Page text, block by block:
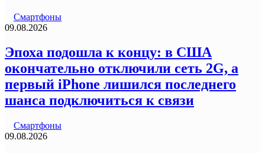
Смартфоны
09.08.2026
Эпоха подошла к концу: в США
окончательно отключили сеть 2G, а
первый iPhone лишился последнего
шанса подключиться к связи
Смартфоны
09.08.2026